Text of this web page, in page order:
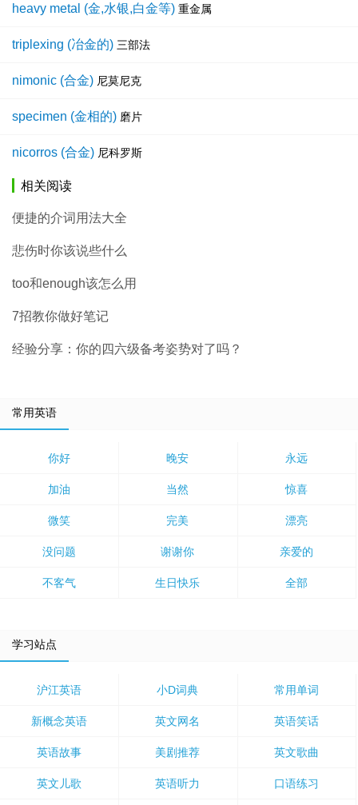
heavy metal (金,水银,白金等) 重金属
triplexing (冶金的) 三部法
nimonic (合金) 尼莫尼克
specimen (金相的) 磨片
nicorros (合金) 尼科罗斯
相关阅读
便捷的介词用法大全
悲伤时你该说些什么
too和enough该怎么用
7招教你做好笔记
经验分享：你的四六级备考姿势对了吗？
常用英语
你好 晚安 永远
加油 当然 惊喜
微笑 完美 漂亮
没问题 谢谢你 亲爱的
不客气 生日快乐 全部
学习站点
沪江英语 小D词典 常用单词
新概念英语 英文网名 英语笑话
英语故事 美剧推荐 英文歌曲
英文儿歌 英语听力 口语练习